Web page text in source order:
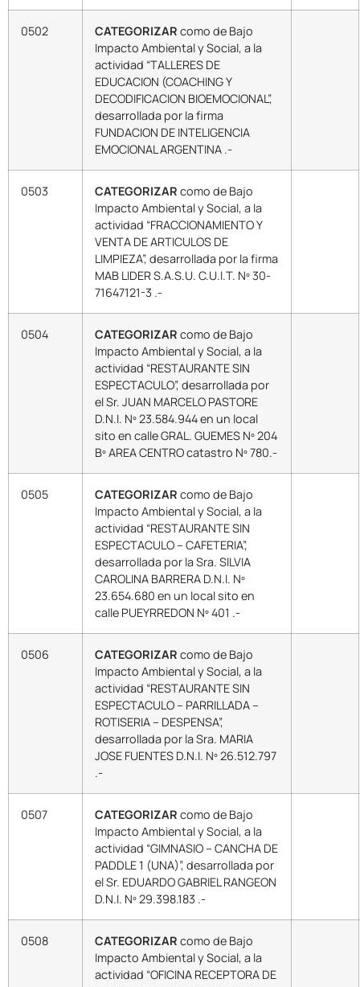
0502 CATEGORIZAR como de Bajo
Impacto Ambiental y Social, a la
actividad “TALLERES DE
EDUCACION (COACHING Y
DECODIFICACION BIOEMOCIONAL”,
desarrollada por la firma
FUNDACION DE INTELIGENCIA
EMOCIONAL ARGENTINA .-
0503 CATEGORIZAR como de Bajo
Impacto Ambiental y Social, a la
actividad “FRACCIONAMIENTO Y
VENTA DE ARTICULOS DE
LIMPIEZA”, desarrollada por la firma
MAB LIDER S.A.S.U. C.U.I.T. Nº 30-
71647121-3 .-
0504 CATEGORIZAR como de Bajo
Impacto Ambiental y Social, a la
actividad “RESTAURANTE SIN
ESPECTACULO”, desarrollada por
el Sr. JUAN MARCELO PASTORE
D.N.I. Nº 23.584.944 en un local
sito en calle GRAL. GUEMES Nº 204
Bº AREA CENTRO catastro Nº 780.-
0505 CATEGORIZAR como de Bajo
Impacto Ambiental y Social, a la
actividad “RESTAURANTE SIN
ESPECTACULO – CAFETERIA”,
desarrollada por la Sra. SILVIA
CAROLINA BARRERA D.N.I. Nº
23.654.680 en un local sito en
calle PUEYRREDON Nº 401 .-
0506 CATEGORIZAR como de Bajo
Impacto Ambiental y Social, a la
actividad “RESTAURANTE SIN
ESPECTACULO – PARRILLADA –
ROTISERIA – DESPENSA”,
desarrollada por la Sra. MARIA
JOSE FUENTES D.N.I. Nº 26.512.797
.-
0507 CATEGORIZAR como de Bajo
Impacto Ambiental y Social, a la
actividad “GIMNASIO – CANCHA DE
PADDLE 1 (UNA)”, desarrollada por
el Sr. EDUARDO GABRIEL RANGEON
D.N.I. Nº 29.398.183 .-
0508 CATEGORIZAR como de Bajo
Impacto Ambiental y Social, a la
actividad “OFICINA RECEPTORA DE